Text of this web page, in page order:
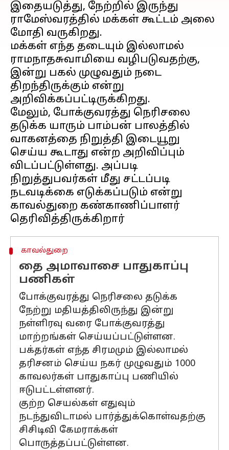
இதையடுத்து, நேற்றில் இருந்து
ராமேஸ்வரத்தில் மக்கள் கூட்டம் அலை
மோதி வருகிறது.
மக்கள் எந்த தடையும் இல்லாமல்
ராமநாதசுவாமியை வழிபடுவதற்கு,
இன்று பகல் முழுவதும் நடை
திறந்திருக்கும் என்று
அறிவிக்கப்பட்டிருக்கிறது.
மேலும், போக்குவரத்து நெரிசலை
தடுக்க யாரும் பாம்பன் பாலத்தில்
வாகனத்தை நிறுத்தி இடையூறு
செய்ய கூடாது என்ற அறிவிப்பும்
விடப்பட்டுள்ளது. அப்படி
நிறுத்துபவர்கள் மீது சட்டப்படி
நடவடிக்கை எடுக்கப்படும் என்று
காவல்துறை கண்காணிப்பாளர்
காவல்துறை
தை அமாவாசை பாதுகாப்பு
பணிகள்
போக்குவரத்து நெரிசலை தடுக்க
நேற்று மதியத்திலிருந்து இன்று
நள்ளிரவு வரை போக்குவரத்து
மாற்றங்கள் செய்யப்பட்டுள்ளன.
பக்தர்கள் எந்த சிரமமும் இல்லாமல்
தரிசனம் செய்ய நகர் முழுவதும் 1000
காவலர்கள் பாதுகாப்பு பணியில்
ஈடுபட்டள்ளனர்.
குற்ற செயல்கள் எதுவும்
நடந்துவிடாமல் பார்த்துக்கொள்வதற்கு
சிசிடிவி கேமராக்கள்
பொருத்தப்பட்டுள்ளன.